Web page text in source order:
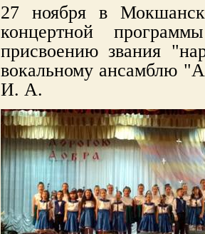
27 ноября в
концертной
присвоению звания
вокальному ансамблю
И. А.